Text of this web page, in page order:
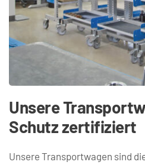
Unsere
Schutz zertifiziert
Unsere Transportwagen sind